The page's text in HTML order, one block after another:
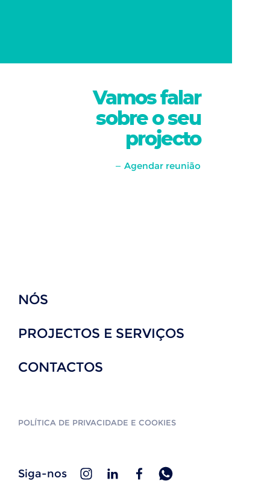
Vamos falar
sobre o seu
projecto
Agendar reunião
NÓS
PROJECTOS E SERVIÇOS
CONTACTOS
POLÍTICA DE PRIVACIDADE E COOKIES
Siga-nos